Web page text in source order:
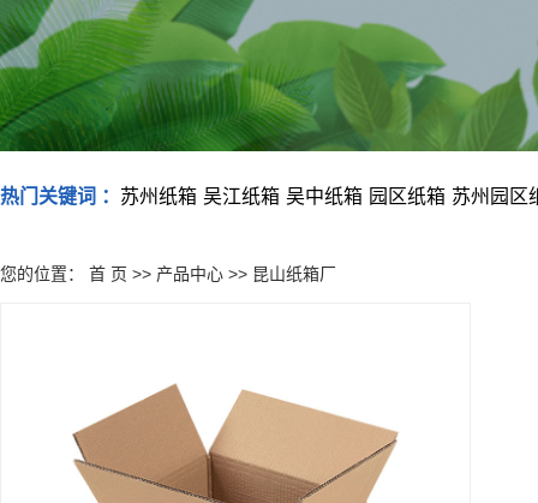
热门关键词 ： 苏州纸箱 吴江纸箱 吴中纸箱 园区纸箱 苏州园区
您的位置： 首 页 >> 产品中心 >> 昆山纸箱厂